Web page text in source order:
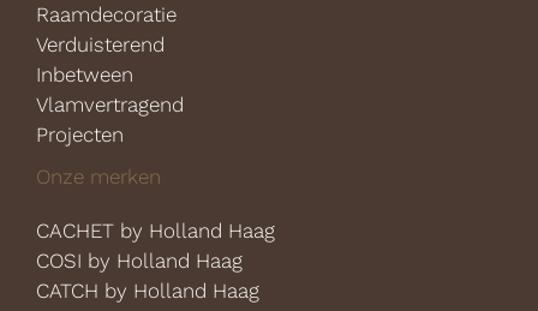
Raamdecoratie
Verduisterend
Inbetween
Vlamvertragend
Projecten
Onze merken
CACHET by Holland Haag
COSI by Holland Haag
CATCH by Holland Haag